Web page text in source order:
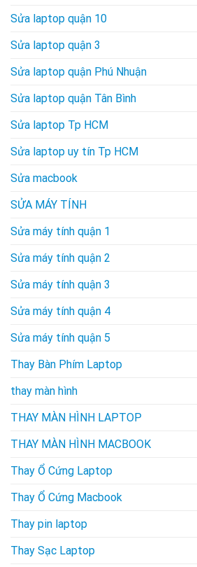
Sửa laptop quận 10
Sửa laptop quận 3
Sửa laptop quận Phú Nhuận
Sửa laptop quận Tân Bình
Sửa laptop Tp HCM
Sửa laptop uy tín Tp HCM
Sửa macbook
SỬA MÁY TÍNH
Sửa máy tính quận 1
Sửa máy tính quận 2
Sửa máy tính quận 3
Sửa máy tính quận 4
Sửa máy tính quận 5
Thay Bàn Phím Laptop
thay màn hình
THAY MÀN HÌNH LAPTOP
THAY MÀN HÌNH MACBOOK
Thay Ổ Cứng Laptop
Thay Ổ Cứng Macbook
Thay pin laptop
Thay Sạc Laptop